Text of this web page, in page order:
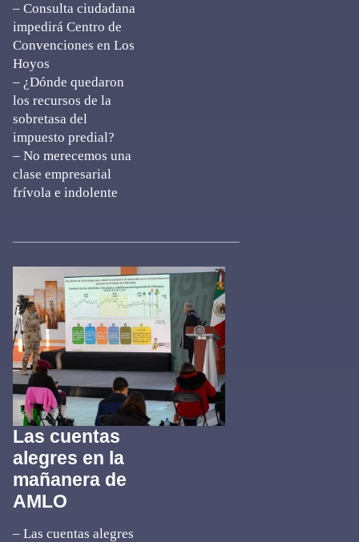
– Consulta ciudadana
impedirá Centro de
Convenciones en Los
Hoyos
– ¿Dónde quedaron
los recursos de la
sobretasa del
impuesto predial?
– No merecemos una
clase empresarial
frívola e indolente
Las cuentas
alegres en la
mañanera de
AMLO
– Las cuentas alegres